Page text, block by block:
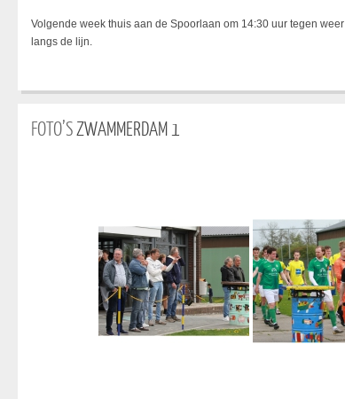
Volgende week thuis aan de Spoorlaan om 14:30 uur tegen
langs de lijn.
FOTO’SZWAMMERDAM 1